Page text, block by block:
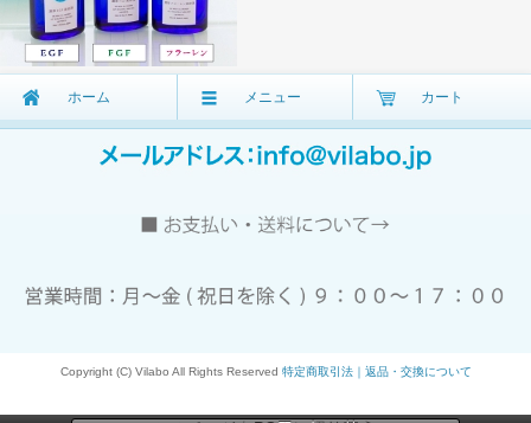
ホーム メニュー カート
Copyright (C) Vilabo All Rights Reserved 特定商取引法｜返品・交換について